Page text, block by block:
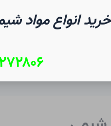
انواع مواد